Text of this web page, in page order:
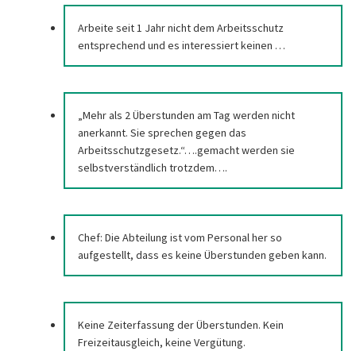
Arbeite seit 1 Jahr nicht dem Arbeitsschutz
entsprechend und es interessiert keinen …
„Mehr als 2 Überstunden am Tag werden nicht
anerkannt. Sie sprechen gegen das
Arbeitsschutzgesetz.“….gemacht werden sie
selbstverständlich trotzdem….
Chef: Die Abteilung ist vom Personal her so
aufgestellt, dass es keine Überstunden geben kann.
Keine Zeiterfassung der Überstunden. Kein
Freizeitausgleich, keine Vergütung.